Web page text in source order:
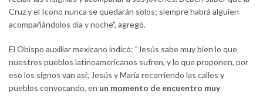
Cruz y el Icono nunca se quedarán solos; siempre habrá alguien
acompañándolos día y noche", agregó.
El Obispo auxiliar mexicano indicó: "Jesús sabe muy bien lo que
nuestros pueblos latinoamericanos sufren, y lo que proponen, por
eso los signos van así; Jesús y María recorriendo las calles y
pueblos convocando, en un momento de encuentro muy